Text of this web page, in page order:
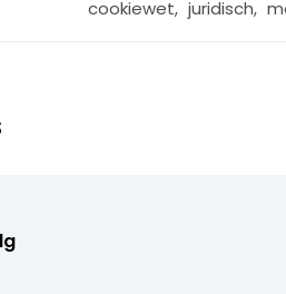
cookiewet, juridisch,